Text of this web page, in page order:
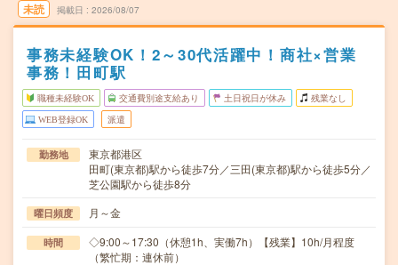
未読 掲載日 2026/08/07
事務未経験OK！2～30代活躍中！商社×営業
事務！田町駅
職種未経験OK 交通費別途支給あり 土日祝日が休み 残業なし
WEB登録OK 派遣
勤務地
東京都港区
田町(東京都)駅から徒歩7分／三田(東京都)駅から徒歩5分／
芝公園駅から徒歩8分
曜日頻度 月～金
時間
◇9:00～17:30（休憩1h、実働7h）【残業】10h/月程度
（繁忙期：連休前）